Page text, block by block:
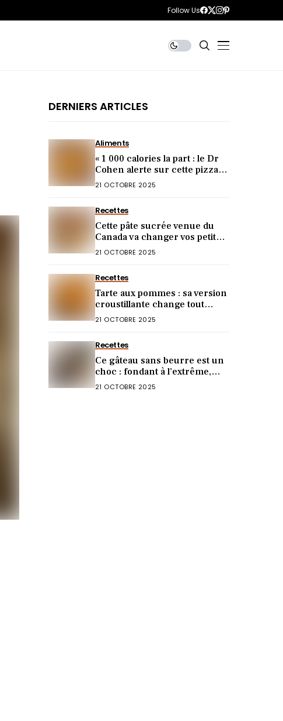
Follow Us
DERNIERS ARTICLES
Aliments
« 1 000 calories la part : le Dr
Cohen alerte sur cette pizza
piège pour votre ligne »
21 OCTOBRE 2025
Recettes
Cette pâte sucrée venue du
Canada va changer vos petits-
déjeuners !
21 OCTOBRE 2025
Recettes
Tarte aux pommes : sa version
croustillante change tout
(vous allez l’adorer)
21 OCTOBRE 2025
Recettes
Ce gâteau sans beurre est un
choc : fondant à l’extrême,
goût incroyable !
21 OCTOBRE 2025